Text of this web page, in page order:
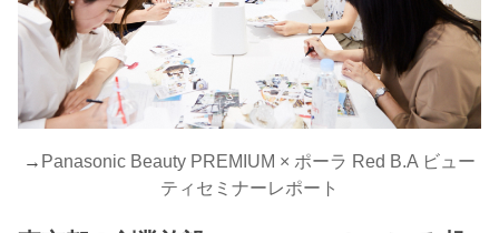
→ Panasonic Beauty PREMIUM × ポーラ Red B.A ビュー
ティセミナーレポート